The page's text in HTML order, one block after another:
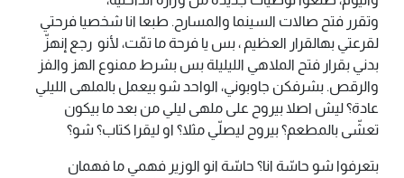
‎وتقرر فتح صالات السينما والمسارح. طبعا انا شخصيا فرحتي
لقرعتي بهالقرار العظيم ، بس يا فرحة ما تمّت، لأنو رجع إنهزّ
بدني بقرار فتح الملاهي الليليلة بس بشرط ممنوع الهز والفز
والرقص. بشرفكن جاوبوني، الواحد شو بيعمل بالملهى الليلي
عادة؟ ليش اصلا بيروح على ملهى ليلي من بعد ما بيكون
تعشّى بالمطعم؟ بيروح ليصلّي مثلا؟ او ليقرا كتاب؟ شو؟
‎بتعرفوا شو حاسّة انا؟ حاسّة انو الوزير فهمي ما فهمان